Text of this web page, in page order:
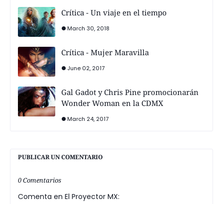
Crítica - Un viaje en el tiempo
March 30, 2018
Crítica - Mujer Maravilla
June 02, 2017
Gal Gadot y Chris Pine promocionarán
Wonder Woman en la CDMX
March 24, 2017
PUBLICAR UN COMENTARIO
0 Comentarios
Comenta en El Proyector MX: